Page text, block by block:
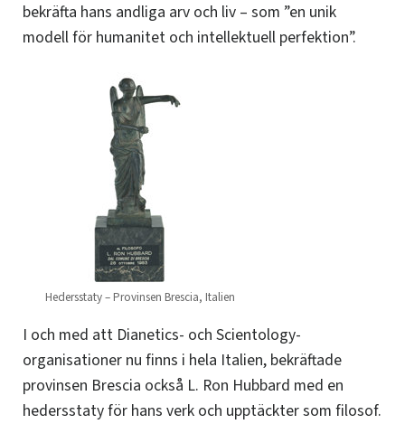
bekräfta hans andliga arv och liv – som ”en unik
modell för humanitet och intellektuell perfektion”.
Hedersstaty – Provinsen Brescia, Italien
I och med att Dianetics- och Scientology-
organisationer nu finns i hela Italien, bekräftade
provinsen Brescia också L. Ron Hubbard med en
hedersstaty för hans verk och upptäckter som filosof.